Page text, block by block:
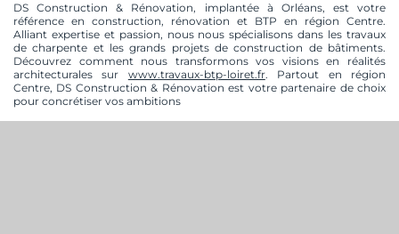
DS Construction & Rénovation, implantée à Orléans, est votre
référence en construction, rénovation et BTP en région Centre.
Alliant expertise et passion, nous nous spécialisons dans les travaux
de charpente et les grands projets de construction de bâtiments.
Découvrez comment nous transformons vos visions en réalités
architecturales sur www.travaux-btp-loiret.fr. Partout en région
Centre, DS Construction & Rénovation est votre partenaire de choix
pour concrétiser vos ambitions